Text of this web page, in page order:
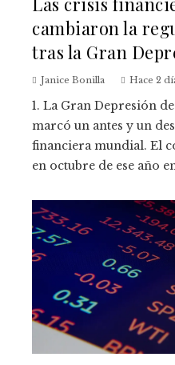
cambiaron la
tras la Gran
Janice Bonilla Hace 2
1. La Gran Depresión
marcó un antes y un
financiera mundial. El
en octubre de ese año